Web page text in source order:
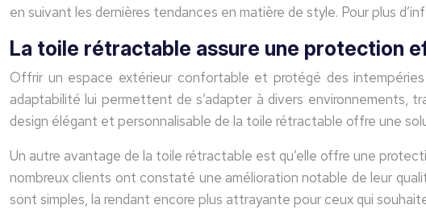
en suivant les dernières tendances en matière de style. Pour plus
La toile rétractable assure une protection
Offrir un espace extérieur confortable et protégé des
adaptabilité lui permettent de s’adapter à divers environnements,
design élégant et personnalisable de la toile rétractable offre une
Un autre avantage de la toile rétractable est qu’elle offre une
nombreux clients ont constaté une amélioration notable de leur
sont simples, la rendant encore plus attrayante pour ceux qui